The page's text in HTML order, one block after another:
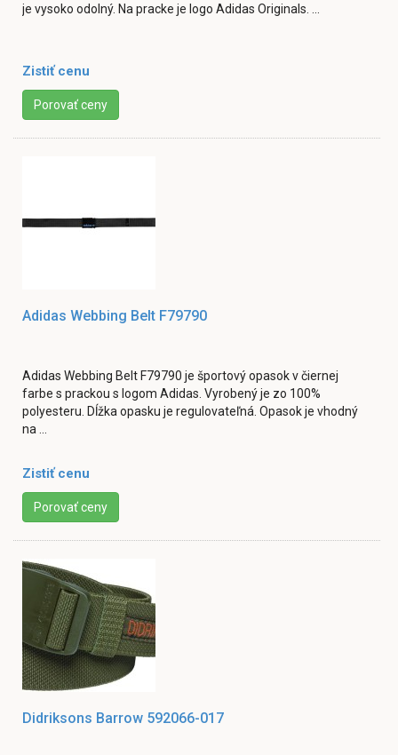
je vysoko odolný. Na pracke je logo Adidas Originals. ...
Zistiť cenu
Porovať ceny
Adidas Webbing Belt F79790
Adidas Webbing Belt F79790 je športový opasok v čiernej
farbe s prackou s logom Adidas. Vyrobený je zo 100%
polyesteru. Dĺžka opasku je regulovateľná. Opasok je vhodný
na ...
Zistiť cenu
Porovať ceny
Didriksons Barrow 592066-017